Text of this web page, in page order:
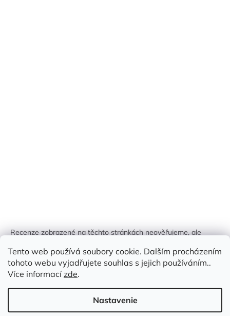
Tento web používá soubory cookie. Dalším procházením
tohoto webu vyjadřujete souhlas s jejich používáním..
Více informacízde.
Nastavenie
Recenze zobrazené na těchto stránkách neověřujeme, ale
identifikován.
Vytvoril Shoptet